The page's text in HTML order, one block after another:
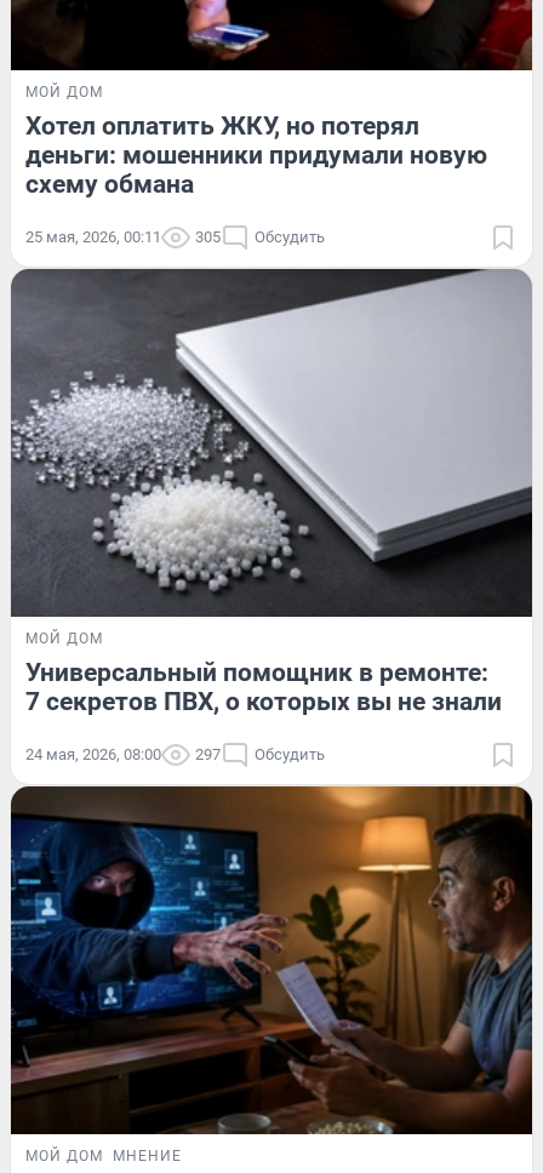
МОЙ ДОМ
Хотел оплатить ЖКУ, но потерял
деньги: мошенники придумали новую
схему обмана
25 мая, 2026, 00:11 305 Обсудить
МОЙ ДОМ
Универсальный помощник в ремонте:
7 секретов ПВХ, о которых вы не знали
24 мая, 2026, 08:00 297 Обсудить
МОЙ ДОМ МНЕНИЕ